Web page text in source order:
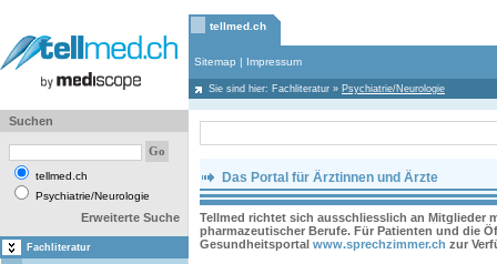
tellmed.ch
Sitemap | Impressum
Sie sind hier: Fachliteratur » Psychiatrie/Neurologie
Suchen
tellmed.ch
Psychiatrie/Neurologie
Erweiterte Suche
Fachliteratur
Das Portal für Ärztinnen und Ärzte
Tellmed richtet sich ausschliesslich an Mitglieder
pharmazeutischer Berufe. Für Patienten und die
Gesundheitsportal www.sprechzimmer.ch zur